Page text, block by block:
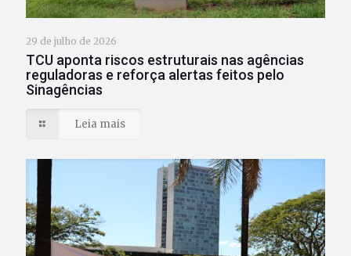
29 de julho de 2026
TCU aponta riscos estruturais nas agências
reguladoras e reforça alertas feitos pelo
Sinagências
Leia mais